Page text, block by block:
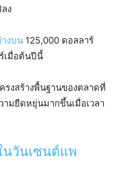
ง
งบน 125,000 ดอลลาร์
เมื่อต้นปีนี้
รงสร้างพื้นฐานของตลาดที่
มยืดหยุ่นมากขึ้นเมื่อเวลา
นวันเซนต์แพ